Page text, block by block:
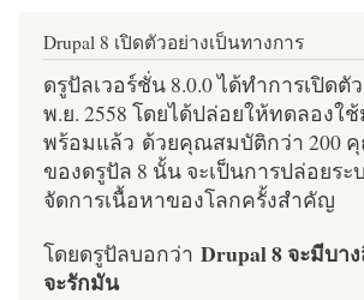
Drupal 8 เปิดตัวอย่างเป็นทางการ
ดรูปัลเวอร์ชั่น 8.0.0 ได้ทำการเปิดตั
พ.ย. 2558 โดยได้ปล่อยให้ทดลองใ
พร้อมแล้ว ด้วยคุณสมบัติกว่า 200
ของดรูปัล 8 นั้น จะเป็นการปล่อยระ
จัดการเนื้อหาของโลกครั้งสำคัญ
โดยดรูปัลบอกว่า Drupal 8 จะมีบา
จะรักมัน